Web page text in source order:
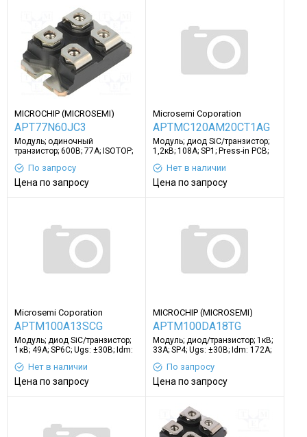
MICROCHIP (MICROSEMI)
APT77N60JC3
Модуль; одиночный
транзистор; 600В; 77А; ISOTOP;
По запросу
Цена по запросу
Microsemi Coporation
APTMC120AM20CT1AG
Модуль; диод SiC/транзистор;
1,2кВ; 108А; SP1; Press-in PCB;
Нет в наличии
Цена по запросу
Microsemi Coporation
APTM100A13SCG
Модуль; диод SiC/транзистор;
1кВ; 49А; SP6C; Ugs: ±30В; Idm:
Нет в наличии
Цена по запросу
MICROCHIP (MICROSEMI)
APTM100DA18TG
Модуль; диод/транзистор; 1кВ;
33А; SP4; Ugs: ±30В; Idm: 172А;
По запросу
Цена по запросу